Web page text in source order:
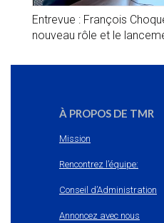
Entrevue : François
nouveau rôle et le
À PROPOS DE TMR
Mission
Rencontrez l’équipe:
Conseil d’Administration
Annoncez avec nous